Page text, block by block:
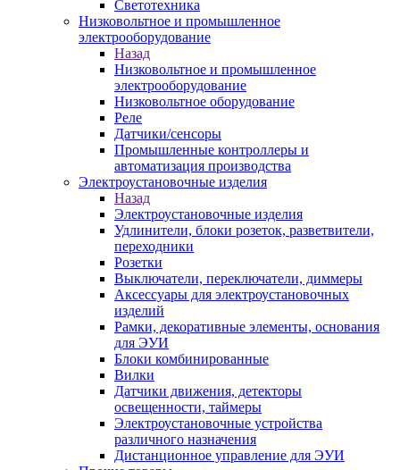
Светотехника
Низковольтное и промышленное
электрооборудование
Назад
Низковольтное и промышленное
электрооборудование
Низковольтное оборудование
Реле
Датчики/сенсоры
Промышленные контроллеры и
автоматизация производства
Электроустановочные изделия
Назад
Электроустановочные изделия
Удлинители, блоки розеток, разветвители,
переходники
Розетки
Выключатели, переключатели, диммеры
Аксессуары для электроустановочных
изделий
Рамки, декоративные элементы, основания
для ЭУИ
Блоки комбинированные
Вилки
Датчики движения, детекторы
освещенности, таймеры
Электроустановочные устройства
различного назначения
Дистанционное управление для ЭУИ